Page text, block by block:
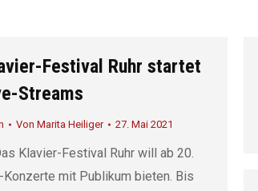
Festival Ruhr startet
Streams
Von Marita Heiliger 27. Mai 2021
Klavier-Festival Ruhr will ab 20.
mit Publikum bieten. Bis